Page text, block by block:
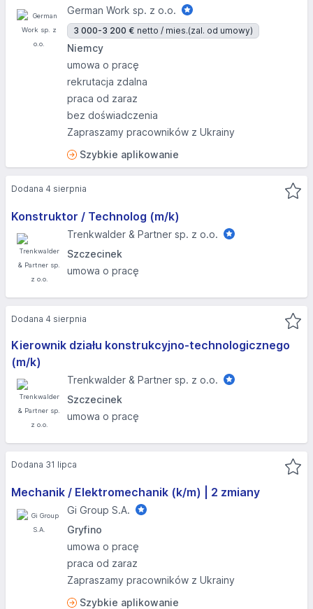
German Work sp. z o.o.
3 000-3 200 € netto / mies.(zal. od umowy)
Niemcy
umowa o pracę
rekrutacja zdalna
praca od zaraz
bez doświadczenia
Zapraszamy pracowników z Ukrainy
Szybkie aplikowanie
Konstruktor / Technolog (m/k)
Trenkwalder & Partner sp. z o.o.
Szczecinek
umowa o pracę
Dodana 4 sierpnia
Kierownik działu konstrukcyjno-technologicznego
(m/k)
Trenkwalder & Partner sp. z o.o.
Szczecinek
umowa o pracę
Dodana 4 sierpnia
Mechanik / Elektromechanik (k/m) | 2 zmiany
Gi Group S.A.
Gryfino
umowa o pracę
praca od zaraz
Zapraszamy pracowników z Ukrainy
Szybkie aplikowanie
Dodana 31 lipca